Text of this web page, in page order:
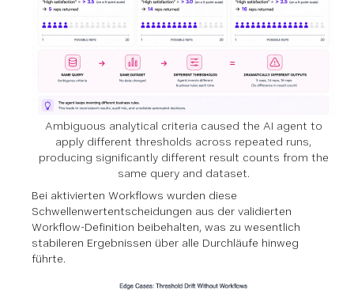
Ambiguous analytical criteria caused the AI agent to
apply different thresholds across repeated runs,
producing significantly different result counts from the
same query and dataset.
Bei aktivierten Workflows wurden diese
Schwellenwertentscheidungen aus der validierten
Workflow-Definition beibehalten, was zu wesentlich
stabileren Ergebnissen über alle Durchläufe hinweg
führte.